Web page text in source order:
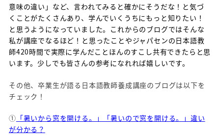
意味の違い」など、言われてみると確かにそうだな！と気づ
くことがたくさんあり、学んでいくうちにもっと知りたい！
と思うようになっていました。これからのブログではそんな
私が講座でなるほど！と思ったことやジャパセンの日本語教
師420時間で実際に学んだことほんのすこし共有できたらと思
います。少しでも皆さんの参考になれれば嬉しいです。
その他、卒業生が語る日本語教師養成講座のブログは以下を
チェック！
① 「暑いから窓を開ける。」「暑いので窓を開ける。」違い
が分かる？